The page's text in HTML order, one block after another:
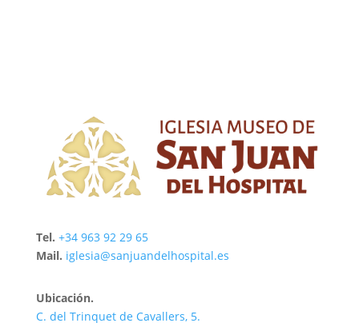
Tel. +34 963 92 29 65
Mail. iglesia@sanjuandelhospital.es
Ubicación.
C. del Trinquet de Cavallers, 5.